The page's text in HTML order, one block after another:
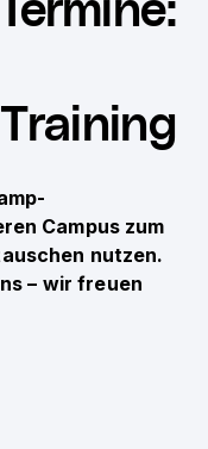
:
Campus zum
nutzen.
– wir freuen